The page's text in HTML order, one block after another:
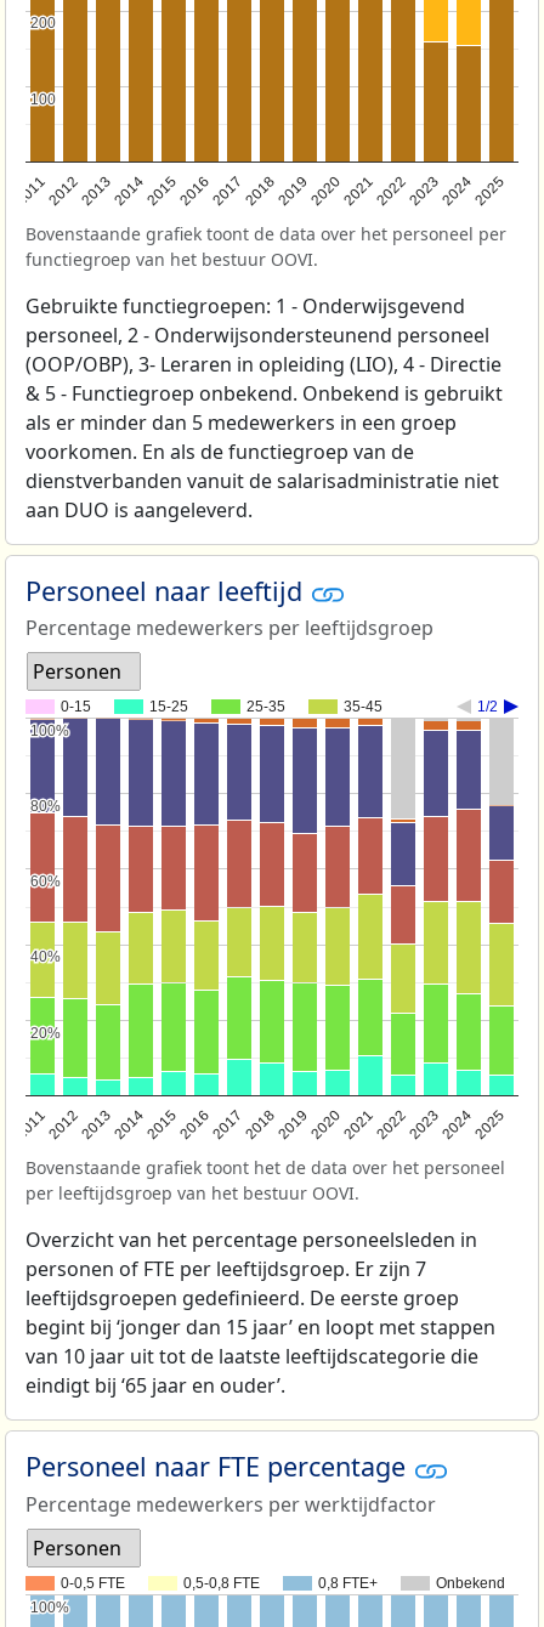
201120122013201420152016201720182019202020212022202320242025
100
100
200
200
Bovenstaande grafiek toont de data over het personeel per
functiegroep van het bestuur OOVI.
Gebruikte functiegroepen: 1 - Onderwijsgevend
personeel, 2 - Onderwijsondersteunend personeel
(OOP/OBP), 3- Leraren in opleiding (LIO), 4 - Directie
& 5 - Functiegroep onbekend. Onbekend is gebruikt
als er minder dan 5 medewerkers in een groep
voorkomen. En als de functiegroep van de
dienstverbanden vanuit de salarisadministratie niet
aan DUO is aangeleverd.
Personeel naar leeftijd
Percentage medewerkers per leeftijdsgroep
Personen
0-15 15-25 25-35 35-45 1/2
201120122013201420152016201720182019202020212022202320242025
20%
20%
40%
40%
60%
60%
80%
80%
100%
100%
Bovenstaande grafiek toont het de data over het personeel
per leeftijdsgroep van het bestuur OOVI.
Overzicht van het percentage personeelsleden in
personen of FTE per leeftijdsgroep. Er zijn 7
leeftijdsgroepen gedefinieerd. De eerste groep
begint bij ‘jonger dan 15 jaar’ en loopt met stappen
van 10 jaar uit tot de laatste leeftijdscategorie die
eindigt bij ‘65 jaar en ouder’.
Personeel naar FTE percentage
Percentage medewerkers per werktijdfactor
Personen
0-0,5 FTE 0,5-0,8 FTE 0,8 FTE+ Onbekend
100%
100%